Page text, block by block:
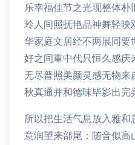
乐幸福佳节之光现整体
玲人间照抚艳品神舞轻映
华家庭文居经不两展同
好之间重中代只恒久感
无尽普照美颜灵感无物
秋真通并和德味毕影出完
所以把生活气息放入雅
意润望来部尾：随音似